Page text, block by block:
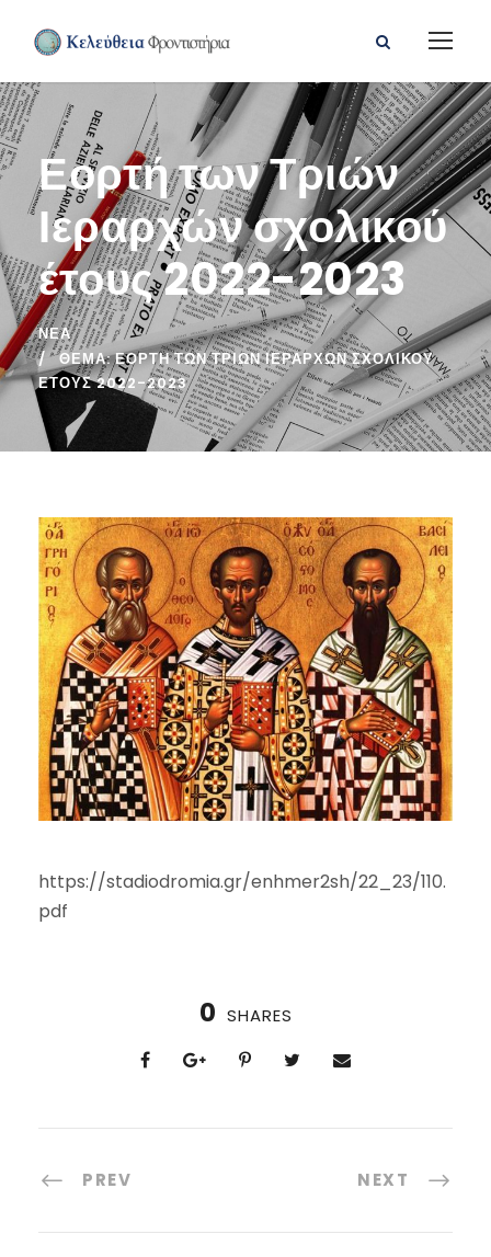
Εορτή των Τριών
Ιεραρχών σχολικού
έτους 2022-2023
ΝΈΑ
ΘΕΜΑ: ΕΟΡΤΉ ΤΩΝ ΤΡΙΏΝ ΙΕΡΑΡΧΏΝ ΣΧΟΛΙΚΟΎ
ΈΤΟΥΣ 2022-2023
https://stadiodromia.gr/enhmer2sh/22_23/110.
pdf
0 SHARES
PREV NEXT